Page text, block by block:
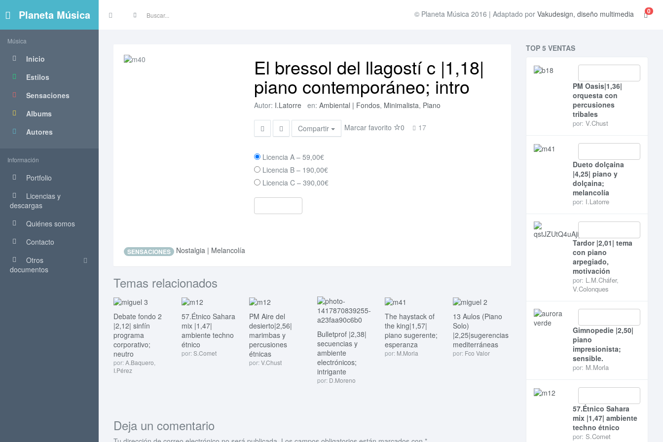
Planeta Música 0
© Planeta Música 2016 | Adaptado por Vakudesign, diseño multimedia
Música
Inicio
Estilos
Sensaciones
Albums
Autores
Información
Portfolio
Licencias y
descargas
Quiénes somos
Contacto
Otros
documentos
El bressol del llagostí c |1,18|
piano contemporáneo; intro
Autor: I.Latorre en:Ambiental | Fondos, Minimalista, Piano
Compartir Marcar favorito 0 17
Licencia A –59,00€
Licencia B – 190,00€
Licencia C –390,00€
SENSACIONES Nostalgia | Melancolía
Temas relacionados
Debate fondo 2
|2,12| sinfín
programa
corporativo;
neutro
por:A.Baquero
I.Pérez
57.Étnico Sahara
mix |1,47|
ambiente techno
étnico
por:S.Comet
PM Aire del
desierto|2,56|
marimbas y
percusiones
étnicas
por:V.Chust
Bulletprof |2,38|
secuencias y
ambiente
electrónicos;
intrigante
por: D.Moreno
The haystack of
the king|1,57|
piano sugerente;
esperanza
por: M.Morla
13 Aulos (Piano
Solo)
|2,25|sugerencias
mediterráneas
por: Fco Valor
Deja un comentario
TOP 5 VENTAS
PM Oasis|1,36|
orquesta con
percusiones
tribales
por: V.Chust
Dueto dolçaina
|4,25| piano y
dolçaina;
melancolía
por: I.Latorre
Tardor |2,01| tema
con piano
arpegiado,
motivación
por: L.M.Cháfer,
V.Colonques
Gimnopedie |2,50|
piano
impresionista;
sensible.
por: M.Morla
57.Étnico Sahara
mix |1,47| ambiente
techno étnico
por: S.Comet